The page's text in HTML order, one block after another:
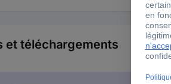
et téléchargements